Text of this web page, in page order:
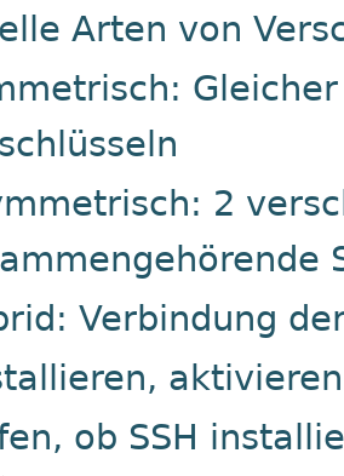
Arten von
2
Verbindung
ob SSH